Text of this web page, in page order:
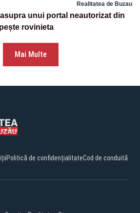
Realitatea de Buzau
unui portal neautorizat din
rovinieta
Mai Multe
Politică de confidențialitateCod de conduită